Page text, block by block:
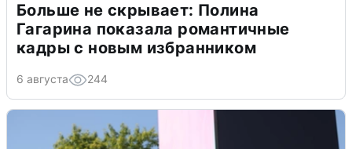
Больше не скрывает: Полина
Гагарина показала романтичные
кадры с новым избранником
6 августа 244